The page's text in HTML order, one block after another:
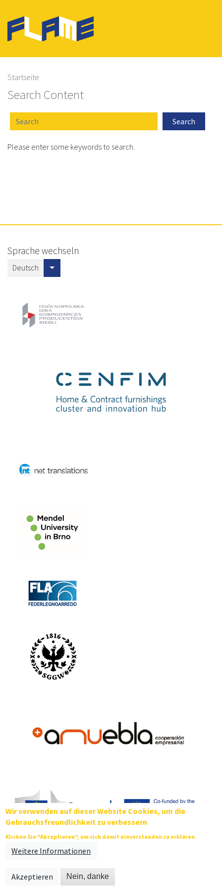
zum
Inhalt
Pfadnavigation
Startseite
Search Content
Suche
Please enter some keywords to search.
Sprache wechseln
Deutsch
Website trägt allein der Verfasser; die Kommission haftet nicht für die weitere
Wir verwenden auf dieser Website Cookies, um die
Gebrauchsfreundlichkeit zu verbessern
Klicken Sie "Akzeptieren", um sich damit einverstanden zu erklären.
Weitere Informationen
Akzeptieren Nein, danke